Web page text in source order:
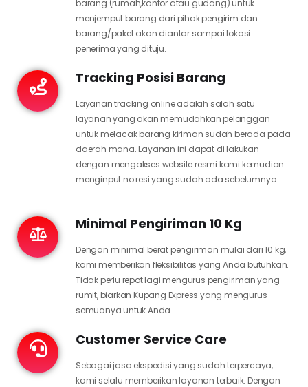
barang (rumah,kantor atau gudang) untuk
menjemput barang dari pihak pengirim dan
barang/paket akan diantar sampai lokasi
penerima yang dituju.
Tracking Posisi Barang
Layanan tracking online adalah salah satu
layanan yang akan memudahkan pelanggan
untuk melacak barang kiriman sudah berada pada
daerah mana. Layanan ini dapat di lakukan
dengan mengakses website resmi kami kemudian
menginput no resi yang sudah ada sebelumnya.
Minimal Pengiriman 10 Kg
Dengan minimal berat pengiriman mulai dari 10 kg,
kami memberikan fleksibilitas yang Anda butuhkan.
Tidak perlu repot lagi mengurus pengiriman yang
rumit, biarkan Kupang Express yang mengurus
semuanya untuk Anda.
Customer Service Care
Sebagai jasa ekspedisi yang sudah terpercaya,
kami selalu memberikan layanan terbaik. Dengan